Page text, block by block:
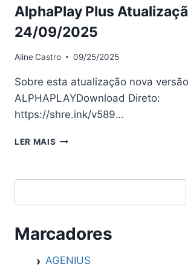
AlphaPlay Plus
24/09/2025
AlineCastro 09/25/2025
Sobre esta atualização nova
ALPHAPLAYDownload Direto:
https://shre.ink/v589…
LER MAIS ALPHAPLAY
Marcadores
AGENIUS